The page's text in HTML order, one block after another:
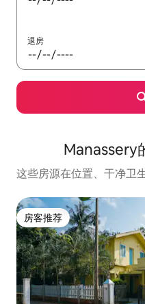
退房
Manassery
这些房源在位置、干净卫
房客推荐
房客推荐